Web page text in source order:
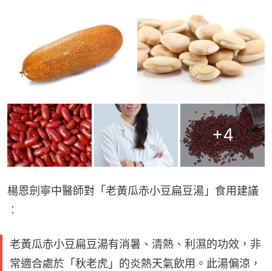
+4
楊恩劍寧中醫師對「老黃瓜赤小豆扁豆湯」食用建議
︰
老黃瓜赤小豆扁豆湯有消暑、清熱、利濕的功效，非
常適合處於「秋老虎」的炎熱天氣飲用。此湯偏涼，